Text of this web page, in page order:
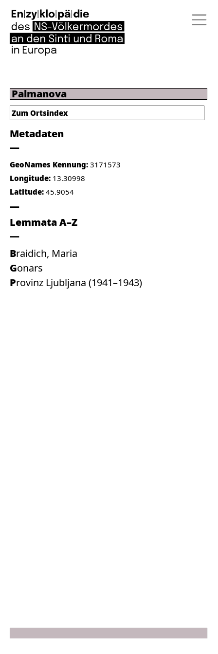
Palmanova
Metadaten
GeoNames Kennung: 3171573
Longitude: 13.30998
Latitude: 45.9054
Lemmata A–Z
Braidich, Maria
Gonars
Provinz Ljubljana (1941–1943)
Zum Ortsindex